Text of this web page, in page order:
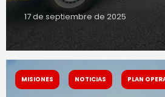
17 de septiembre de 2025
MISIONES NOTICIAS PLAN